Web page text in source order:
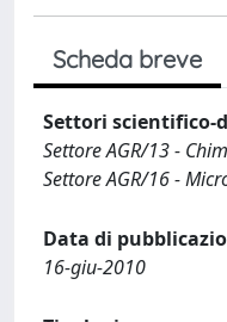
Scheda breve
Settori scientifico-
Settore AGR/13 -
Settore AGR/16 -
Data di
16-giu-2010